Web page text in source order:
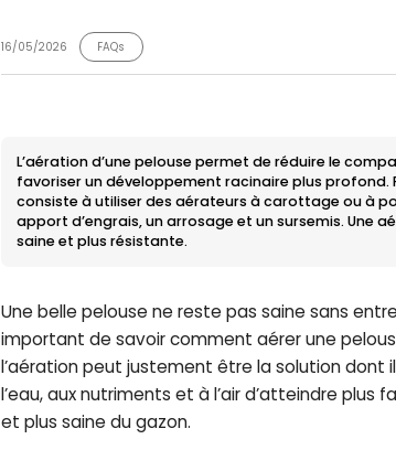
16/05/2026 FAQs
L’aération d’une pelouse permet de réduire le
favoriser un développement racinaire plus profond.
consiste à utiliser des aérateurs à carottage ou à
apport d’engrais, un arrosage et un sursemis. Une
saine et plus résistante.
Une belle pelouse ne reste pas saine sans
important de savoir comment aérer une
l’aération peut justement être la solution dont
l’eau, aux nutriments et à l’air d’atteindre
et plus saine du gazon.